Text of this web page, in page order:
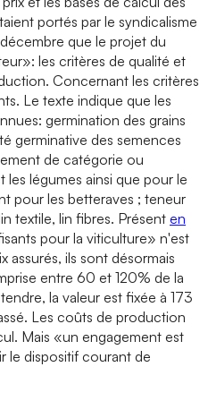
portés par le syndicalisme
que le projet du
les critères de qualité et
Concernant les critères
Le texte indique que les
germination des grains
germinative des semences
de catégorie ou
légumes ainsi que pour le
pour les betteraves ; teneur
textile, lin fibres. Présent en
pour la viticulture» n'est
assurés, ils sont désormais
entre 60 et 120% de la
la valeur est fixée à 173
Les coûts de production
Mais «un engagement est
le dispositif courant de